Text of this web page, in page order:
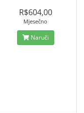
R$604,00
Mjesečno
Naruči